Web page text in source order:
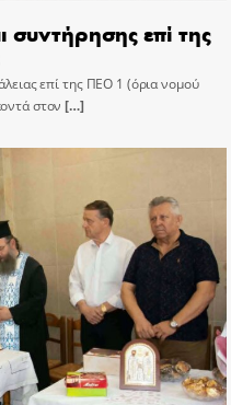
συντήρησης επί της
επί της ΠΕΟ 1 (όρια νομού
στον […]